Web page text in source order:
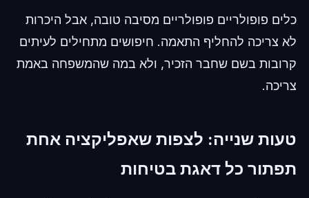
כלים פופולריים פופולריים מסיבה טובה, אבל היכרות
לא צריכה להחליף התאמה. חיפושים מתחילים לעיתים
קרובות בשם שחבר הזכיר, ולא במה שהמשפחה באמת
צריכה.
טעות שנייה: לצפות שאפליקציה אחת
תפתור כל דאגת בטיחות